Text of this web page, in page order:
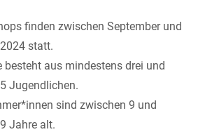
finden zwischen September und
statt.
besteht aus mindestens drei und
Jugendlichen.
sind zwischen 9 und
Jahre alt.